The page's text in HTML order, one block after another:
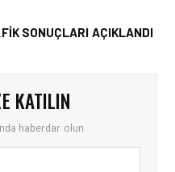
SONUÇLARI AÇIKLANDI
KATILIN
haberdar olun